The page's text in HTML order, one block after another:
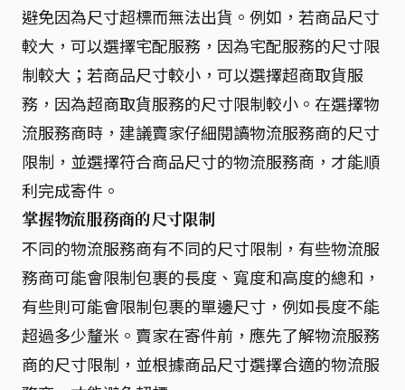
避免因為尺寸超標而無法出貨。例如，若商品尺寸
較大，可以選擇宅配服務，因為宅配服務的尺寸限
制較大；若商品尺寸較小，可以選擇超商取貨服
務，因為超商取貨服務的尺寸限制較小。在選擇物
流服務商時，建議賣家仔細閱讀物流服務商的尺寸
限制，並選擇符合商品尺寸的物流服務商，才能順
利完成寄件。
掌握物流服務商的尺寸限制
不同的物流服務商有不同的尺寸限制，有些物流服
務商可能會限制包裹的長度、寬度和高度的總和，
有些則可能會限制包裹的單邊尺寸，例如長度不能
超過多少釐米。賣家在寄件前，應先了解物流服務
商的尺寸限制，並根據商品尺寸選擇合適的物流服